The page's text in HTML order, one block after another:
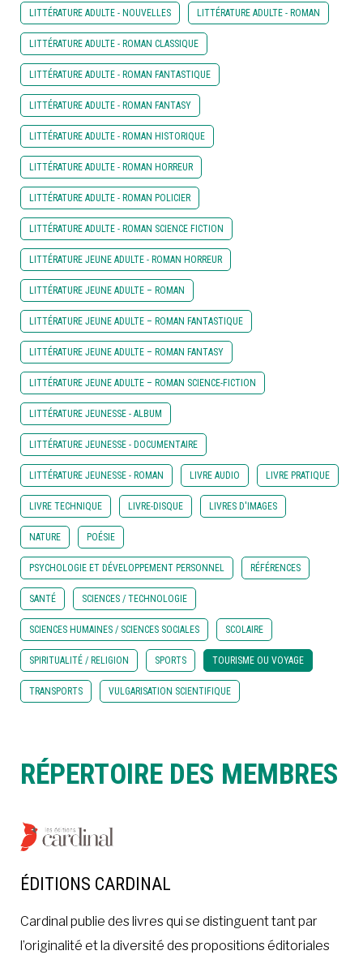
RÉPERTOIRE DES MEMBRES
ÉDITIONS CARDINAL
Cardinal publie des livres qui se distinguent tant par
l’originalité et la diversité des propositions éditoriales
LITTÉRATURE ADULTE - NOUVELLES LITTÉRATURE ADULTE - ROMAN
LITTÉRATURE ADULTE - ROMAN CLASSIQUE
LITTÉRATURE ADULTE - ROMAN FANTASTIQUE
LITTÉRATURE ADULTE - ROMAN FANTASY
LITTÉRATURE ADULTE - ROMAN HISTORIQUE
LITTÉRATURE ADULTE - ROMAN HORREUR
LITTÉRATURE ADULTE - ROMAN POLICIER
LITTÉRATURE ADULTE - ROMAN SCIENCE FICTION
LITTÉRATURE JEUNE ADULTE - ROMAN HORREUR
LITTÉRATURE JEUNE ADULTE – ROMAN
LITTÉRATURE JEUNE ADULTE – ROMAN FANTASTIQUE
LITTÉRATURE JEUNE ADULTE – ROMAN FANTASY
LITTÉRATURE JEUNE ADULTE – ROMAN SCIENCE-FICTION
LITTÉRATURE JEUNESSE - ALBUM
LITTÉRATURE JEUNESSE - DOCUMENTAIRE
LITTÉRATURE JEUNESSE - ROMAN LIVRE AUDIO LIVRE PRATIQUE
LIVRE TECHNIQUE LIVRE-DISQUE LIVRES D'IMAGES
NATURE POÉSIE
PSYCHOLOGIE ET DÉVELOPPEMENT PERSONNEL RÉFÉRENCES
SANTÉ SCIENCES / TECHNOLOGIE
SCIENCES HUMAINES / SCIENCES SOCIALES SCOLAIRE
SPIRITUALITÉ / RELIGION SPORTS TOURISME OU VOYAGE
TRANSPORTS VULGARISATION SCIENTIFIQUE